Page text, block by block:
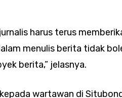
harus terus
menulis berita tidak
berita,” jelasnya.
wartawan di